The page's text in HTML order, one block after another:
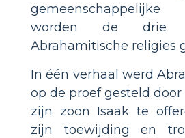
worden de drie
Abrahamitische religies
In één verhaal werd
op de proef gesteld
zijn zoon Isaak te
zijn toewijding en